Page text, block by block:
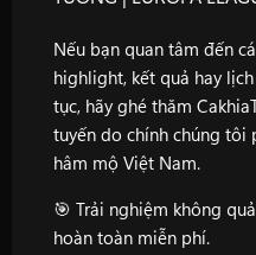
Nếu bạn quan tâm đến
highlight, kết quả hay
tục, hãy ghé thăm
tuyến do chính chúng
hâm mộ Việt Nam.
🎯 Trải nghiệm không
hoàn toàn miễn phí.